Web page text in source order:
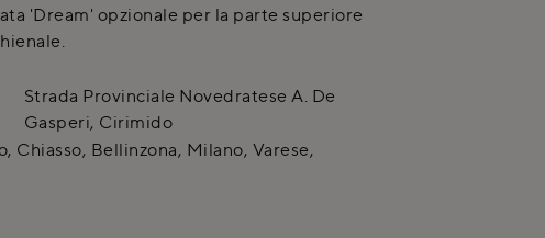
'Dream' opzionale per la parte superiore
Strada Provinciale Novedratese A. De
Gasperi, Cirimido
Chiasso, Bellinzona, Milano, Varese,